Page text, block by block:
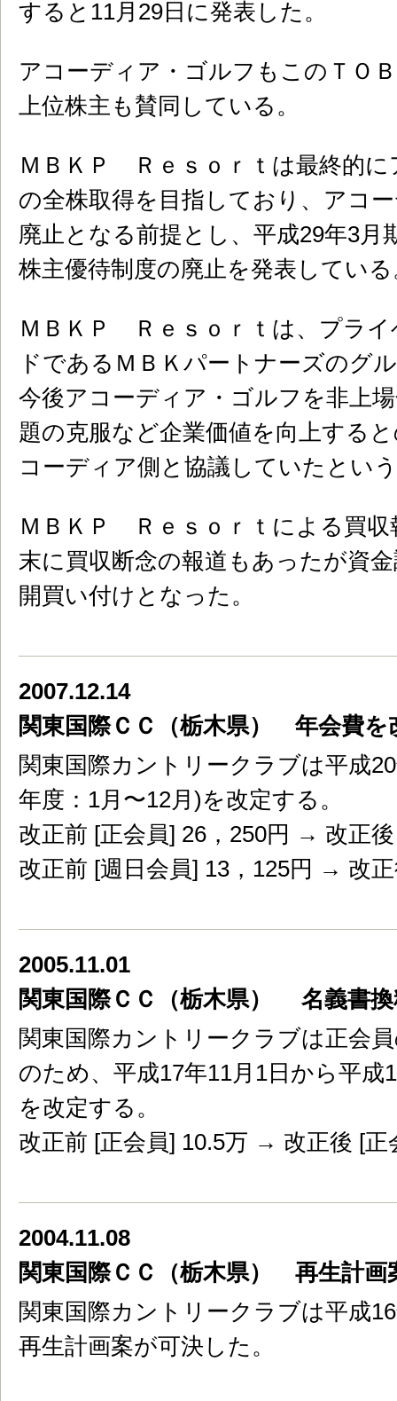
すると11月29日に発表した。
アコーディア・ゴルフもこのＴＯ
上位株主も賛同している。
ＭＢＫＰ Ｒｅｓｏｒｔは最終的
の全株取得を目指しており、アコ
廃止となる前提とし、平成29年3月
株主優待制度の廃止を発表してい
ＭＢＫＰ Ｒｅｓｏｒｔは、プラ
ドであるＭＢＫパートナーズのグ
今後アコーディア・ゴルフを非上
題の克服など企業価値を向上する
コーディア側と協議していたとい
ＭＢＫＰ Ｒｅｓｏｒｔによる買収
末に買収断念の報道もあったが資
開買い付けとなった。
2007.12.14
関東国際ＣＣ（栃木県） 年会費を
関東国際カントリークラブは平成
年度：1月〜12月)を改定する。
改正前 [正会員] 26，250円 → 改正
改正前 [週日会員] 13，125円 → 改
2005.11.01
関東国際ＣＣ（栃木県） 名義書換
関東国際カントリークラブは正会
のため、平成17年11月1日から平成
を改定する。
改正前 [正会員] 10.5万 → 改正後 [正
2004.11.08
関東国際ＣＣ（栃木県） 再生計画
関東国際カントリークラブは平成
再生計画案が可決した。